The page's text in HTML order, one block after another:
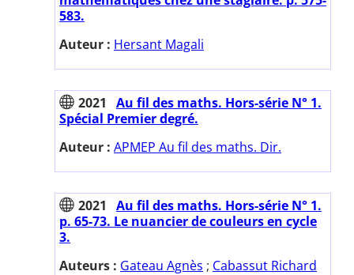
583.
Auteur : Hersant Magali
2021
Au fil des maths. Hors-série N° 1.
Spécial Premier degré.
Auteur : APMEP Au fil des maths. Dir.
2021
Au fil des maths. Hors-série N° 1.
p. 65-73. Le nuancier de couleurs en cycle
3.
Auteurs : Gateau Agnès ; Cabassut Richard